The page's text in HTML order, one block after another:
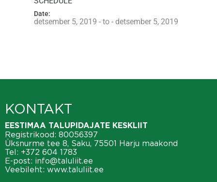
Date:
detsember 5, 2019 - to - detsember 5, 2019
KONTAKT
EESTIMAA TALUPIDAJATE KESKLIIT
Registrikood: 80056397
Üksnurme tee 8, Saku, 75501 Harju maakond
Tel: +372 604 1783
E-post: info@taluliit.ee
Veebileht: www.taluliit.ee